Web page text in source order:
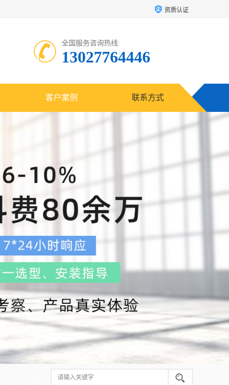
资质认证
全国服务咨询热线:
13027764446
客户案例 联系方式